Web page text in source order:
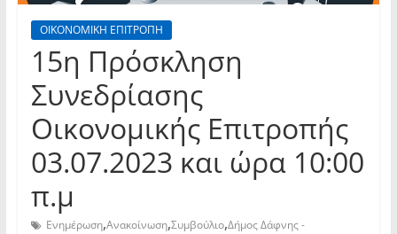
ΟΙΚΟΝΟΜΙΚΗ ΕΠΙΤΡΟΠΗ
15η Πρόσκληση
Συνεδρίασης
Οικονομικής Επιτροπής
03.07.2023 και ώρα 10:00
π.μ
Ενημέρωση,Ανακοίνωση,Συμβούλιο,Δήμος Δάφνης -